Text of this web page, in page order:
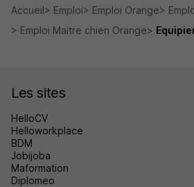
Accueil Emploi Emploi Orange
Emploi Maitre chien Orange
Les sites
HelloCV
Helloworkplace
BDM
Jobijoba
Maformation
Diplomeo